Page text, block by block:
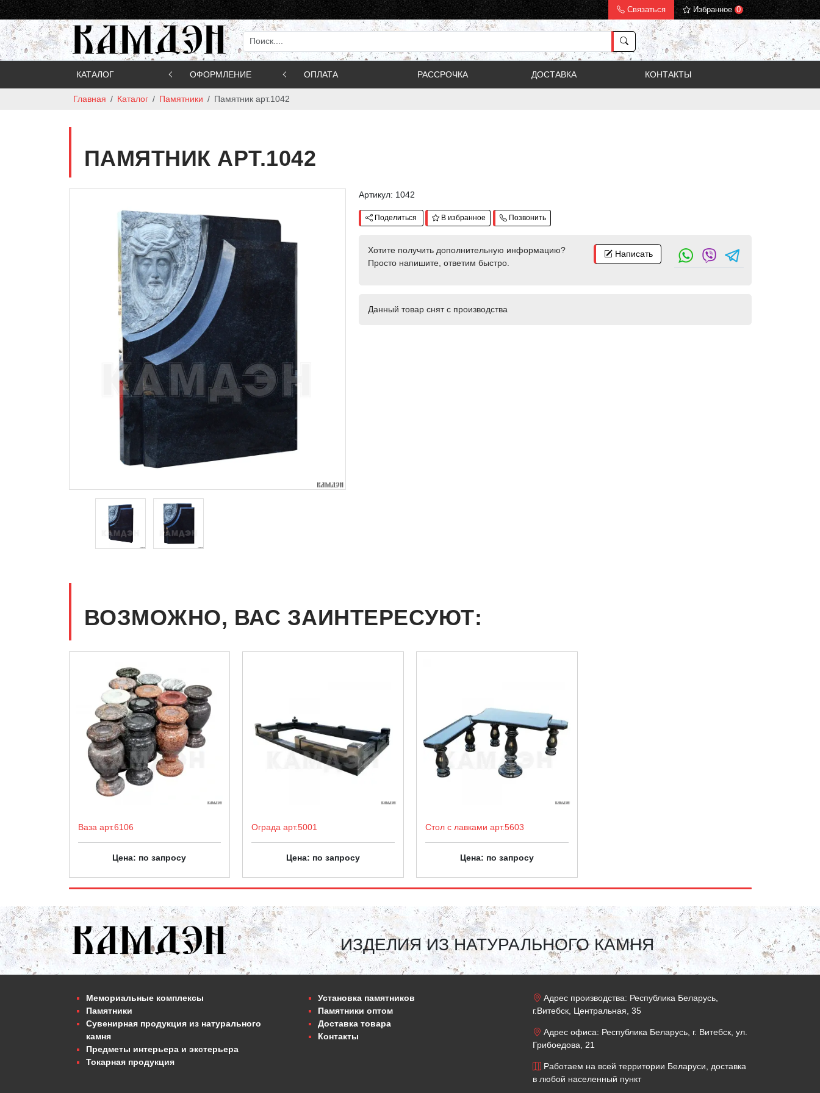
Связаться Избранное 0
КАТАЛОГ ОФОРМЛЕНИЕ ОПЛАТА РАССРОЧКА ДОСТАВКА КОНТАКТЫ
Главная Каталог Памятники Памятник арт.1042
ПАМЯТНИК АРТ.1042
Артикул: 1042
Поделиться В избранное Позвонить
Хотите получить дополнительную информацию?
Просто напишите, ответим быстро.
Написать
Данный товар снят с производства
ВОЗМОЖНО, ВАС ЗАИНТЕРЕСУЮТ:
Ваза арт.6106
Цена: по запросу
Ограда арт.5001
Цена: по запросу
Стол с лавками арт.5603
Цена: по запросу
ИЗДЕЛИЯ ИЗ НАТУРАЛЬНОГО КАМНЯ
Мемориальные комплексы
Памятники
Сувенирная продукция из натурального
камня
Предметы интерьера и экстерьера
Токарная продукция
Установка памятников
Памятники оптом
Доставка товара
Контакты
Адрес производства: Республика Беларусь,
г.Витебск, Центральная, 35
Адрес офиса: Республика Беларусь, г. Витебск, ул.
Грибоедова, 21
Работаем на всей территории Беларуси, доставка
в любой населенный пункт